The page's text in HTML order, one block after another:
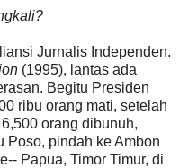
Jurnalis Independen.
(1995), lantas ada
Begitu Presiden
ribu orang mati, setelah
orang dibunuh,
Poso, pindah ke Ambon
Papua, Timor Timur, di